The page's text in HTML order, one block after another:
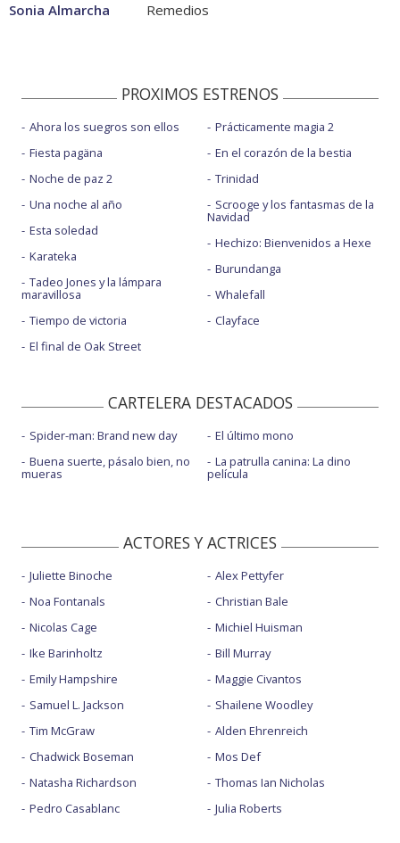
Sonia Almarcha
Remedios
PROXIMOS ESTRENOS
Ahora los suegros son ellos
Fiesta pagäna
Noche de paz 2
Una noche al año
Esta soledad
Karateka
Tadeo Jones y la lámpara
maravillosa
Tiempo de victoria
El final de Oak Street
Prácticamente magia 2
En el corazón de la bestia
Trinidad
Scrooge y los fantasmas de la
Navidad
Hechizo: Bienvenidos a Hexe
Burundanga
Whalefall
Clayface
CARTELERA DESTACADOS
Spider-man: Brand new day
Buena suerte, pásalo bien, no
mueras
El último mono
La patrulla canina: La dino
película
ACTORES Y ACTRICES
Juliette Binoche
Noa Fontanals
Nicolas Cage
Ike Barinholtz
Emily Hampshire
Samuel L. Jackson
Tim McGraw
Chadwick Boseman
Natasha Richardson
Pedro Casablanc
Alex Pettyfer
Christian Bale
Michiel Huisman
Bill Murray
Maggie Civantos
Shailene Woodley
Alden Ehrenreich
Mos Def
Thomas Ian Nicholas
Julia Roberts